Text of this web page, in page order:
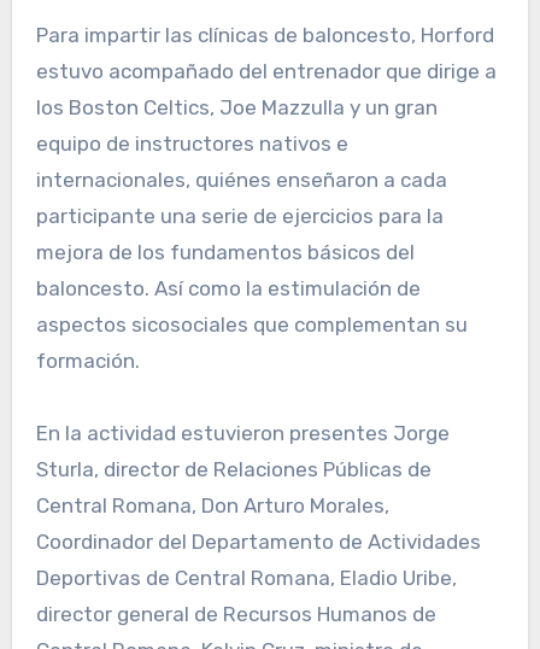
Para impartir las clínicas de baloncesto, Horford
estuvo acompañado del entrenador que dirige a
los Boston Celtics, Joe Mazzulla y un gran
equipo de instructores nativos e
internacionales, quiénes enseñaron a cada
participante una serie de ejercicios para la
mejora de los fundamentos básicos del
baloncesto. Así como la estimulación de
aspectos sicosociales que complementan su
formación.
En la actividad estuvieron presentes Jorge
Sturla, director de Relaciones Públicas de
Central Romana, Don Arturo Morales,
Coordinador del Departamento de Actividades
Deportivas de Central Romana, Eladio Uribe,
director general de Recursos Humanos de